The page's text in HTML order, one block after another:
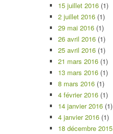
15 juillet 2016 (1)
2 juillet 2016 (1)
29 mai 2016 (1)
26 avril 2016 (1)
25 avril 2016 (1)
21 mars 2016 (1)
13 mars 2016 (1)
8 mars 2016 (1)
4 février 2016 (1)
14 janvier 2016 (1)
4 janvier 2016 (1)
18 décembre 2015